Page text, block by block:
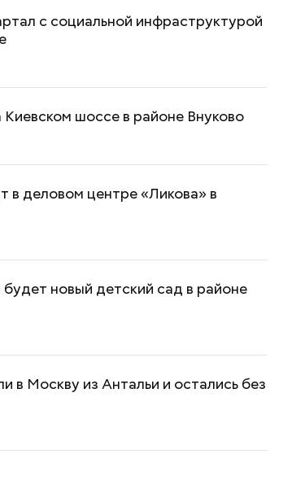
с социальной инфраструктурой
шоссе в районе Внуково
в деловом центре «Ликова» в
новый детский сад в районе
в Москву из Антальи и остались без
и
трудной ситуации: кто может